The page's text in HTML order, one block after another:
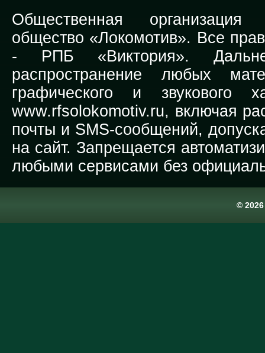
Общественная организация
общество «Локомотив». Все
- РПБ «Виктория».
распространение любых
графического и звукового
www.rfsolokomotiv.ru, включая
почты и SMS-сообщений,
на сайт. Запрещается
любыми сервисами без
©